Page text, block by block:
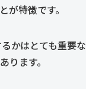
が特徴です。
かはとても重要
ります。